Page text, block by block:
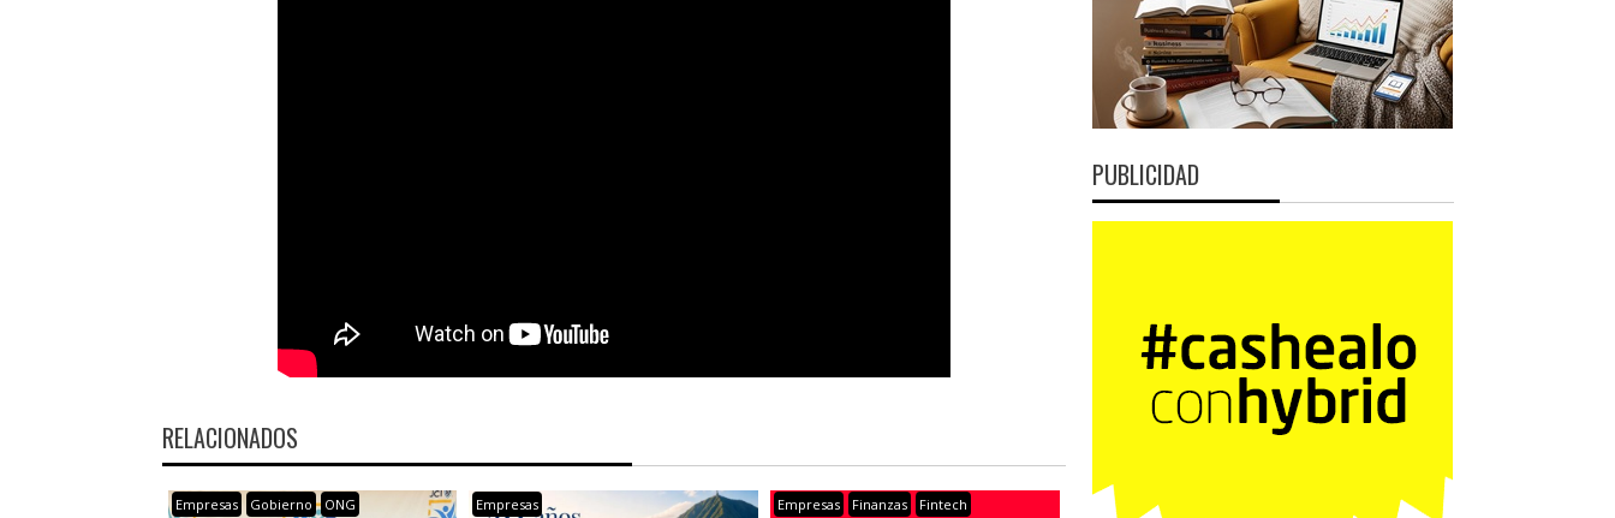
RELACIONADOS
Empresas Gobierno ONG Empresas Empresas Finanzas Fintech
PUBLICIDAD